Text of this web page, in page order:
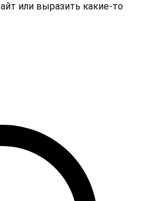
или выразить какие-то